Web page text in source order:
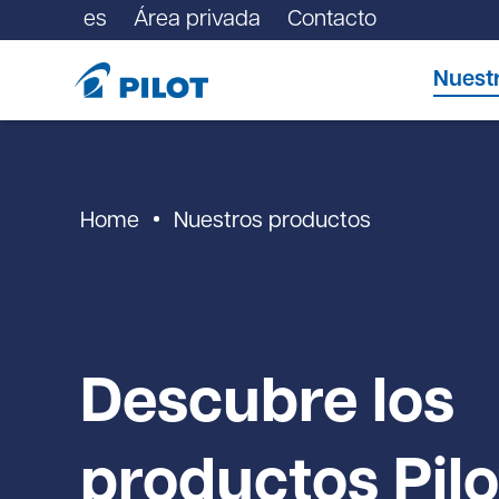
es Área privada Contacto
Home Nuestros productos
Descubre los
productos